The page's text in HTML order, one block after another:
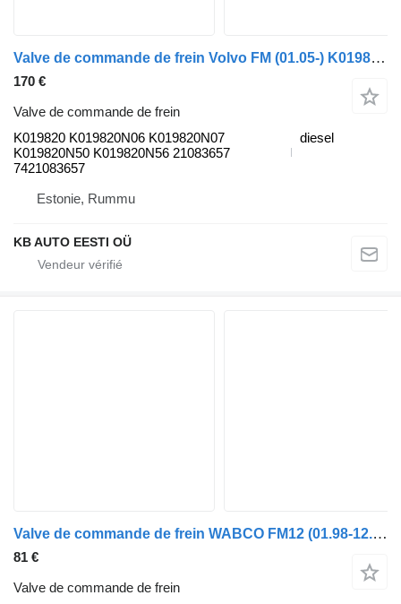
Valve de commande de frein Volvo FM (01.05-) K019820 pour camion Volvo FM7-FM12, FM, FMX (1998-2014)
170 €
Valve de commande de frein
K019820 K019820N06 K019820N07
K019820N50 K019820N56 21083657
7421083657
diesel
Estonie, Rummu
KB AUTO EESTI OÜ
Valve de commande de frein WABCO FM12 (01.98-12.05) 4728800230 pour camion Volvo FM7-FM12, FM, FMX (1998-2014)
81 €
Valve de commande de frein